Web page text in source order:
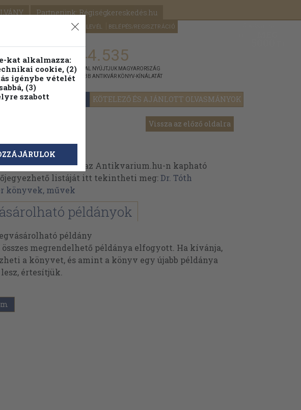
Partnerünk: Régiségkereskedés.hu
SEGÍTSÉG HÍRLEVÉL BELÉPÉS/REGISZTRÁCIÓ
OLVASMÁNYOK KÖTELEZŐ ÉS AJÁNLOTT OLVASMÁNYOK
fa 1.144.535
KIADVÁNNYAL NYÚJTJUK MAGYARORSZÁG
LEGNAGYOBB ANTIKVÁR KÖNYV-KÍNÁLATÁT
Vissza az előző oldalra
Tihamér
Tihamér műveinek az Antikvarium.hu-n kapható
listáját itt tekintheti meg:Dr. Tóth
könyvek, művek
példányok
példány
megrendelhető példánya elfogyott. Ha kívánja,
a könyvet, és amint a könyv egy újabb példánya
értesítjük.
kat alkalmazza:
cookie, (2)
igénybe vételét
(3)
szabott